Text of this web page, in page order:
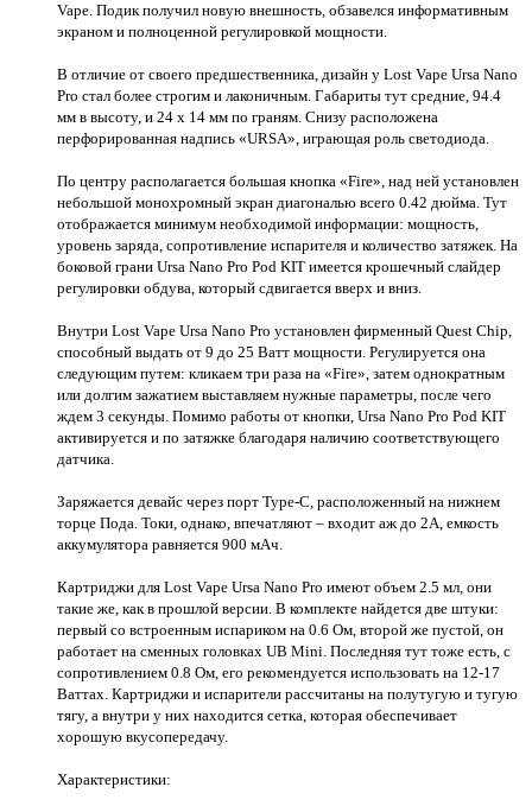
Vape. Подик получил новую внешность, обзавелся информативным
экраном и полноценной регулировкой мощности.
В отличие от своего предшественника, дизайн у Lost Vape Ursa Nano
Pro стал более строгим и лаконичным. Габариты тут средние, 94.4
мм в высоту, и 24 х 14 мм по граням. Снизу расположена
перфорированная надпись «URSA», играющая роль светодиода.
По центру располагается большая кнопка «Fire», над ней установлен
небольшой монохромный экран диагональю всего 0.42 дюйма. Тут
отображается минимум необходимой информации: мощность,
уровень заряда, сопротивление испарителя и количество затяжек. На
боковой грани Ursa Nano Pro Pod KIT имеется крошечный слайдер
регулировки обдува, который сдвигается вверх и вниз.
Внутри Lost Vape Ursa Nano Pro установлен фирменный Quest Chip,
способный выдать от 9 до 25 Ватт мощности. Регулируется она
следующим путем: кликаем три раза на «Fire», затем однократным
или долгим зажатием выставляем нужные параметры, после чего
ждем 3 секунды. Помимо работы от кнопки, Ursa Nano Pro Pod KIT
активируется и по затяжке благодаря наличию соответствующего
датчика.
Заряжается девайс через порт Type-C, расположенный на нижнем
торце Пода. Токи, однако, впечатляют – входит аж до 2А, емкость
аккумулятора равняется 900 мАч.
Картриджи для Lost Vape Ursa Nano Pro имеют объем 2.5 мл, они
такие же, как в прошлой версии. В комплекте найдется две штуки:
первый со встроенным испариком на 0.6 Ом, второй же пустой, он
работает на сменных головках UB Mini. Последняя тут тоже есть, с
сопротивлением 0.8 Ом, его рекомендуется использовать на 12-17
Ваттах. Картриджи и испарители рассчитаны на полутугую и тугую
тягу, а внутри у них находится сетка, которая обеспечивает
хорошую вкусопередачу.
Характеристики: